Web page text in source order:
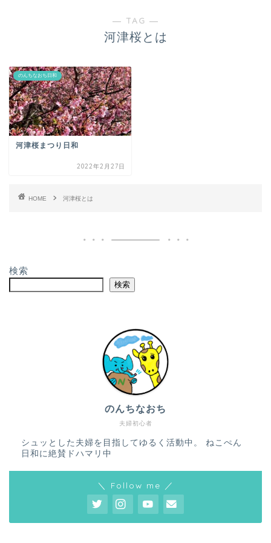
― TAG ―
河津桜とは
のんちなおち日和
河津桜まつり日和
2022年2月27日
HOME 河津桜とは
検索
検索
夫婦初心者
のんちなおち
シュッとした夫婦を目指してゆるく活動中。 ねこぺん
日和に絶賛ドハマリ中
＼ Follow me ／